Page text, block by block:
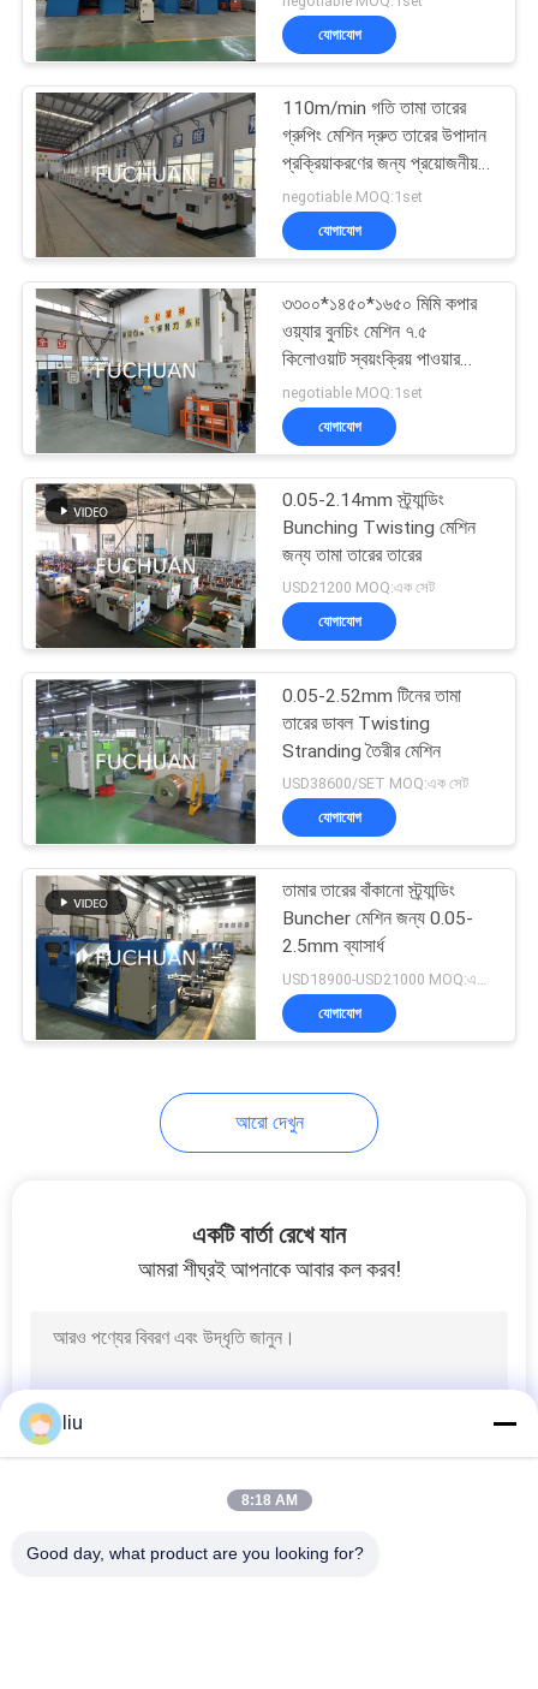
একক মটকান মেশিন
কেবল এক্সট্রুশন মেশিন
31
ওয়্যার পোড়ানো মেশিন
যোগাযোগ
110m/min গতি তামা তারের
গ্রুপিং মেশিন দ্রুত তারের উপাদান
প্রক্রিয়াকরণের জন্য প্রয়োজনীয়
সরঞ্জাম
negotiable MOQ:1set
যোগাযোগ
৩৩০০*১৪৫০*১৬৫০ মিমি কপার
ওয়্যার বুনচিং মেশিন ৭.৫
কিলোওয়াট স্বয়ংক্রিয় পাওয়ার
সাপ্লাই
negotiable MOQ:1set
যোগাযোগ
0.05-2.14mm স্ট্র্যান্ডিং
Bunching Twisting মেশিন
জন্য তামা তারের তারের
USD21200 MOQ:এক সেট
যোগাযোগ
0.05-2.52mm টিনের তামা
তারের ডাবল Twisting
Stranding তৈরীর মেশিন
USD38600/SET MOQ:এক সেট
যোগাযোগ
তামার তারের বাঁকানো স্ট্র্যান্ডিং
Buncher মেশিন জন্য 0.05-
2.5mm ব্যাসার্ধ
যোগাযোগ
আরো দেখুন
একটি বার্তা রেখে যান
আমরা শীঘ্রই আপনাকে আবার কল করব!
liu
8:18 AM
Good day, what product are you looking for?